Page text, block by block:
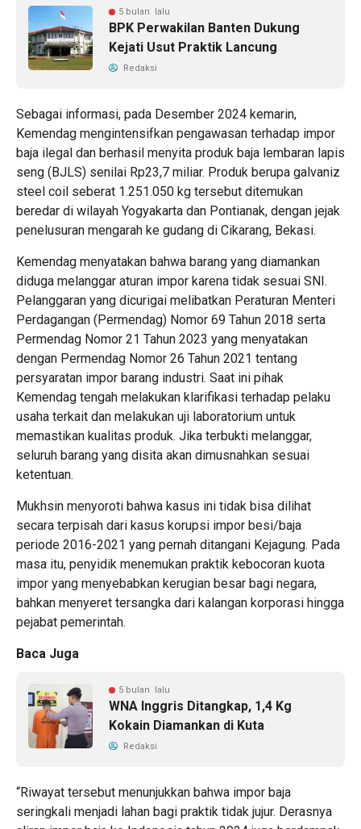
5 bulan lalu
BPK Perwakilan Banten Dukung
Kejati Usut Praktik Lancung
Redaksi
Sebagai informasi, pada Desember 2024 kemarin,
Kemendag mengintensifkan pengawasan terhadap impor
baja ilegal dan berhasil menyita produk baja lembaran lapis
seng (BJLS) senilai Rp23,7 miliar. Produk berupa galvaniz
steel coil seberat 1.251.050 kg tersebut ditemukan
beredar di wilayah Yogyakarta dan Pontianak, dengan jejak
penelusuran mengarah ke gudang di Cikarang, Bekasi.
Kemendag menyatakan bahwa barang yang diamankan
diduga melanggar aturan impor karena tidak sesuai SNI.
Pelanggaran yang dicurigai melibatkan Peraturan Menteri
Perdagangan (Permendag) Nomor 69 Tahun 2018 serta
Permendag Nomor 21 Tahun 2023 yang menyatakan
dengan Permendag Nomor 26 Tahun 2021 tentang
persyaratan impor barang industri. Saat ini pihak
Kemendag tengah melakukan klarifikasi terhadap pelaku
usaha terkait dan melakukan uji laboratorium untuk
memastikan kualitas produk. Jika terbukti melanggar,
seluruh barang yang disita akan dimusnahkan sesuai
ketentuan.
Mukhsin menyoroti bahwa kasus ini tidak bisa dilihat
secara terpisah dari kasus korupsi impor besi/baja
periode 2016-2021 yang pernah ditangani Kejagung. Pada
masa itu, penyidik menemukan praktik kebocoran kuota
impor yang menyebabkan kerugian besar bagi negara,
bahkan menyeret tersangka dari kalangan korporasi hingga
pejabat pemerintah.
Baca Juga
5 bulan lalu
WNA Inggris Ditangkap, 1,4 Kg
Kokain Diamankan di Kuta
Redaksi
“Riwayat tersebut menunjukkan bahwa impor baja
seringkali menjadi lahan bagi praktik tidak jujur. Derasnya